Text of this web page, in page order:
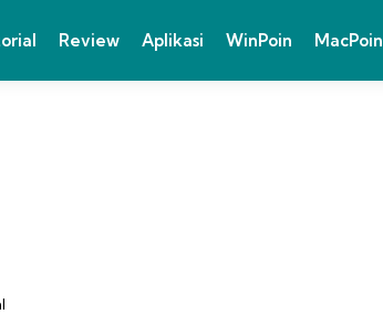
Review Aplikasi WinPoin MacPoin